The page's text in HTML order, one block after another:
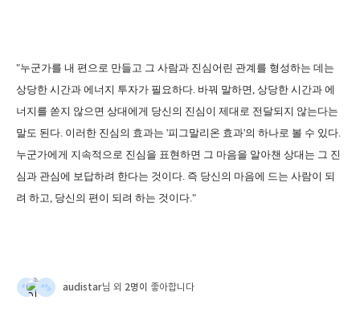
"누군가를 내 편으로 만들고 그 사람과 진심어린 관계를 형성하는 데는
상당한 시간과 에너지 투자가 필요하다. 바꿔 말하면, 상당한 시간과 에
너지를 쏟지 않으면 상대에게 당신의 진심이 제대로 전달되지 않는다는
말도 된다. 이러한 진심의 효과는 '피그말리온 효과'의 하나로 볼 수 있다.
누군가에게 지속적으로 진심을 표현하면 그 마음을 알아챈 상대는 그 진
심과 관심에 보답하려 한다는 것이다. 즉 당신의 마음에 드는 사람이 되
려 하고, 당신의 편이 되려 하는 것이다."
audistar님 외 2명이 좋아합니다